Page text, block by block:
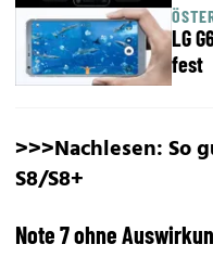
LG
fest
>>>Nachlesen:So
S8/S8+
Note 7 ohne